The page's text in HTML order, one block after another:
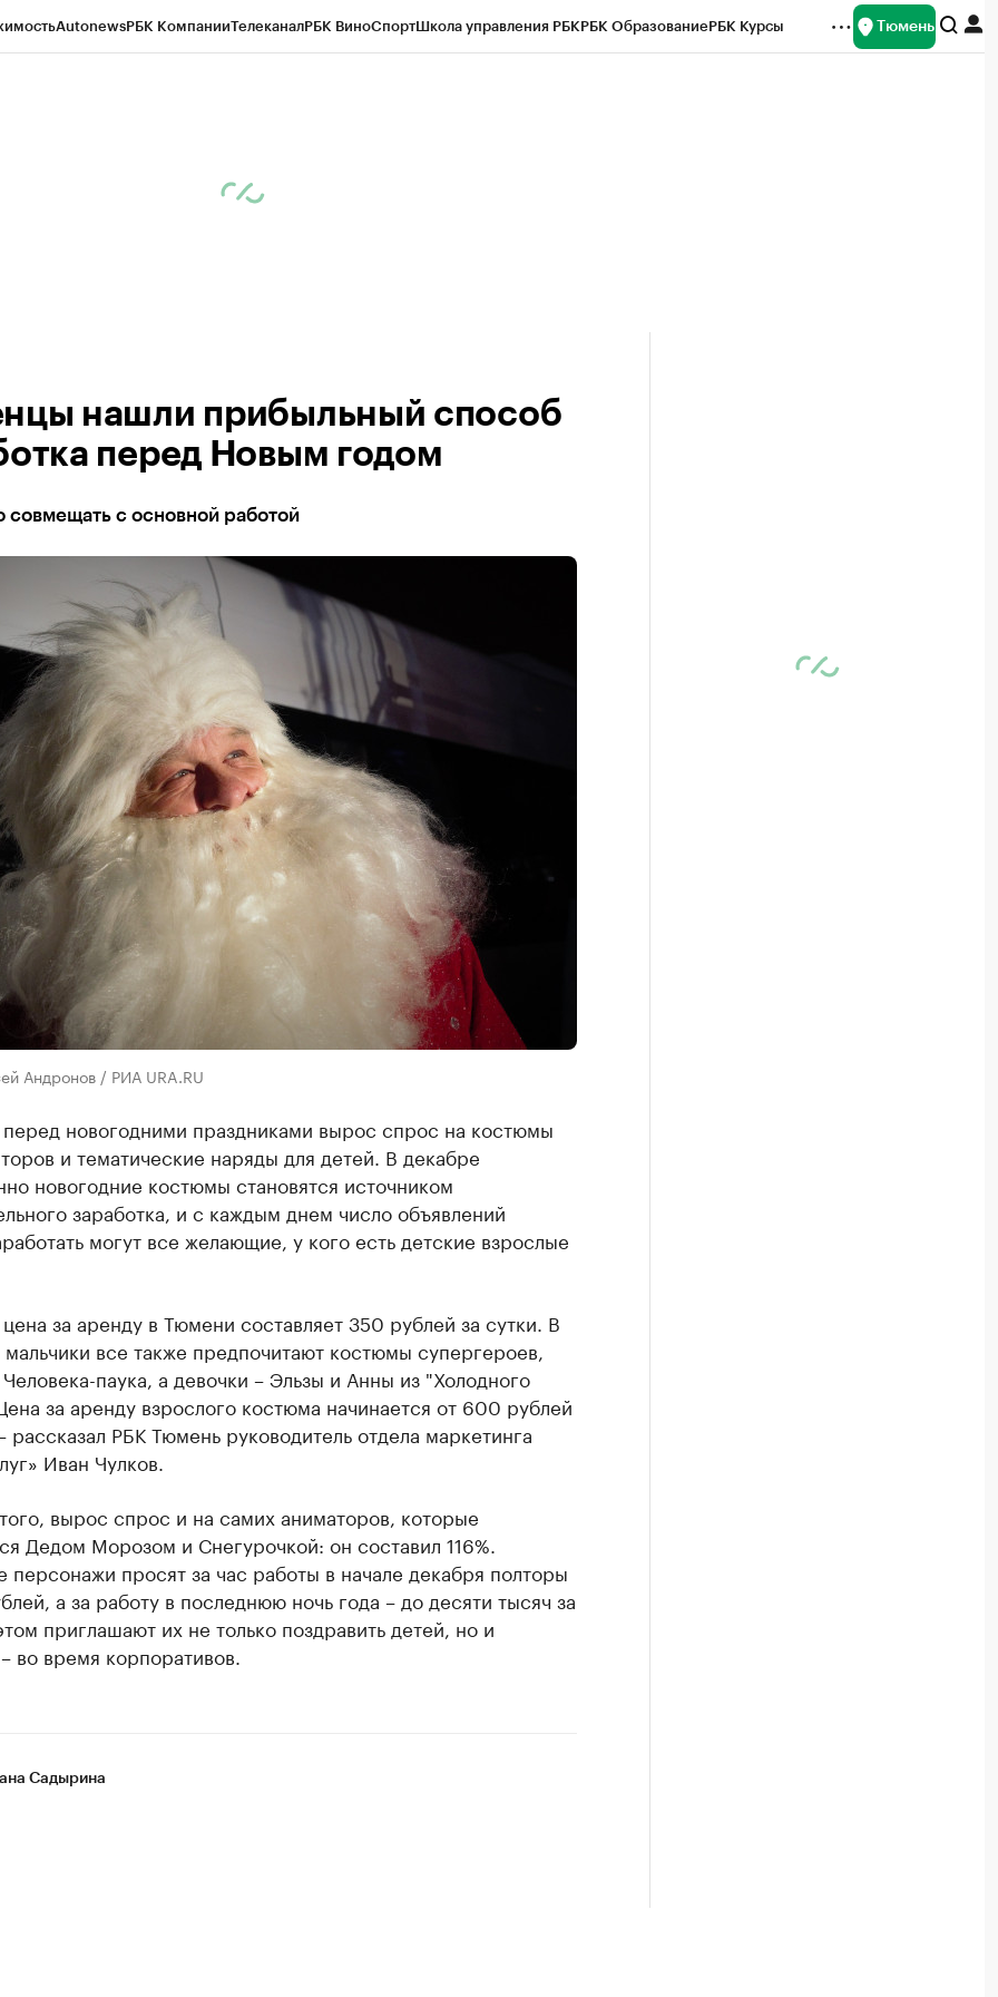
AutonewsРБК КомпанииТелеканалРБК ВиноСпортШкола управления РБКРБК ОбразованиеРБК Курсы Тюмень
нашли прибыльный способ
перед Новым годом
совмещать с основной работой
Андронов / РИА URA.RU
новогодними праздниками вырос спрос на костюмы
и тематические наряды для детей. В декабре
новогодние костюмы становятся источником
заработка, и с каждым днем число объявлений
могут все желающие, у кого есть детские взрослые
за аренду в Тюмени составляет 350 рублей за сутки. В
все также предпочитают костюмы супергероев,
паука, а девочки – Эльзы и Анны из "Холодного
за аренду взрослого костюма начинается от 600 рублей
рассказал РБК Тюмень руководитель отдела маркетинга
Иван Чулков.
вырос спрос и на самих аниматоров, которые
Дедом Морозом и Снегурочкой: он составил 116%.
персонажи просят за час работы в начале декабря полторы
а за работу в последнюю ночь года – до десяти тысяч за
приглашают их не только поздравить детей, но и
во время корпоративов.
Садырина